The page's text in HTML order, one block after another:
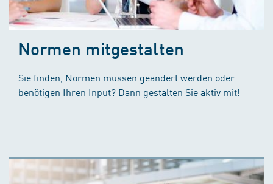
Normen mitgestalten
Sie finden, Normen müssen geändert werden oder
benötigen Ihren Input? Dann gestalten Sie aktiv mit!